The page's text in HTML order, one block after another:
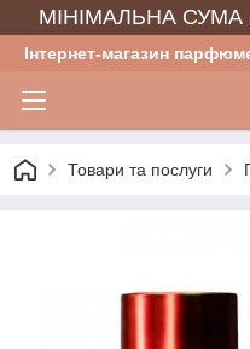
МІНІМАЛЬНА СУМА
Інтернет-магазин
Товари та послуги